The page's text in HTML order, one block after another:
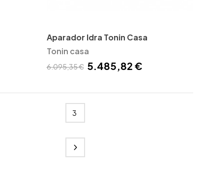
Aparador Idra Tonin Casa
Tonin casa
6.095,35 € 5.485,82 €
3